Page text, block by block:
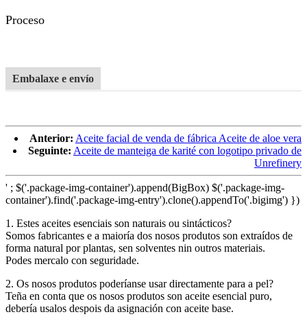
Proceso
Embalaxe e envío
Anterior: Aceite facial de venda de fábrica Aceite de aloe vera
Seguinte: Aceite de manteiga de karité con logotipo privado de
Unrefinery
' ; $('.package-img-container').append(BigBox) $('.package-img-
container').find('.package-img-entry').clone().appendTo('.bigimg') })
1. Estes aceites esenciais son naturais ou sintácticos?
Somos fabricantes e a maioría dos nosos produtos son extraídos de
forma natural por plantas, sen solventes nin outros materiais.
Podes mercalo con seguridade.
2. Os nosos produtos poderíanse usar directamente para a pel?
Teña en conta que os nosos produtos son aceite esencial puro,
debería usalos despois da asignación con aceite base.